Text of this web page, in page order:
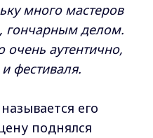
много мастеров
гончарным делом.
очень аутентично,
фестиваля.
его
поднялся